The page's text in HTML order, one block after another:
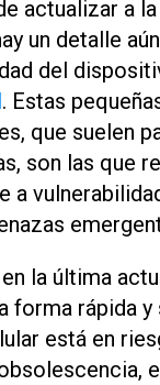
actualizar a
un detalle
del
. Estas
que suelen
son las que
a
la última
forma rápida
está en